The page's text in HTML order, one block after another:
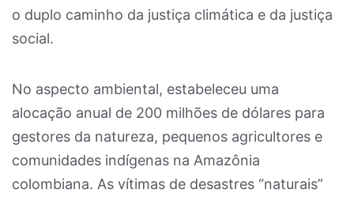
o duplo caminho da justiça climática e da justiça
social.
No aspecto ambiental, estabeleceu uma
alocação anual de 200 milhões de dólares para
gestores da natureza, pequenos agricultores e
comunidades indígenas na Amazônia
colombiana. As vítimas de desastres “naturais”